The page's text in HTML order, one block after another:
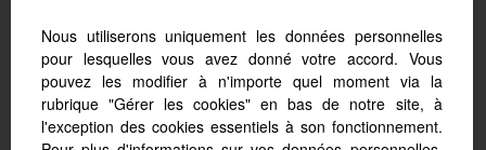
Logiciel immo
Référencement immobilier
Nous utiliserons uniquement les données personnelles
pour lesquelles vous avez donné votre accord. Vous
pouvez les modifier à n'importe quel moment via la
rubrique "Gérer les cookies" en bas de notre site, à
l'exception des cookies essentiels à son fonctionnement.